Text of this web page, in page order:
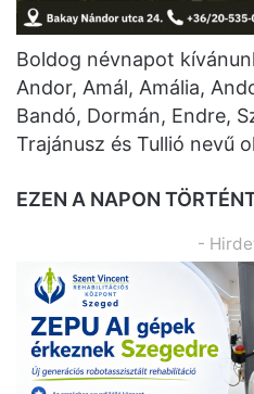
Boldog névnapot
Andor, Amál, Amália,
Bandó, Dormán, Endre,
Trajánusz és Tullió nevű
EZEN A NAPON
-